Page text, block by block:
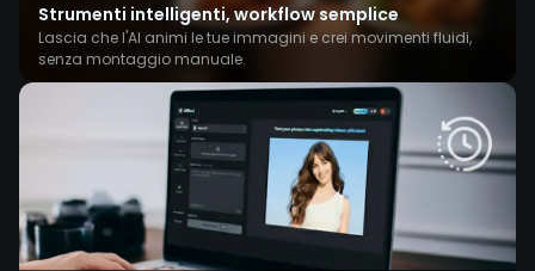
Strumenti intelligenti, workflow semplice
Lascia che l'AI animi le tue immagini e crei movimenti fluidi,
senza montaggio manuale.